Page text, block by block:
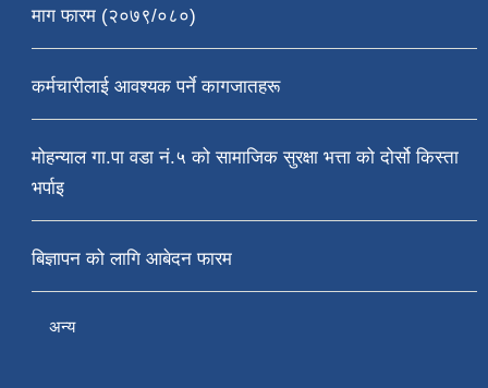
माग फारम (२०७९/०८०)
कर्मचारीलाई आवश्यक पर्ने कागजातहरू
मोहन्याल गा.पा वडा नं.५ को सामाजिक सुरक्षा भत्ता को दोर्सो किस्ता
भर्पाइ
बिज्ञापन को लागि आबेदन फारम
अन्य